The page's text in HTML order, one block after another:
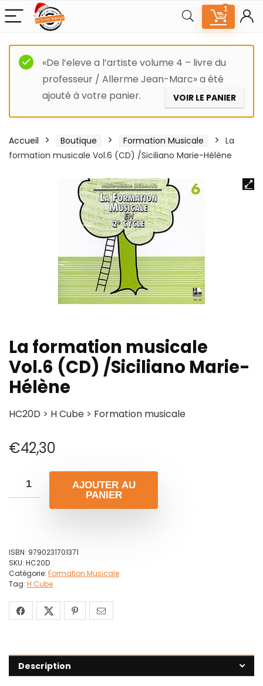
1
«De l’eleve a l’artiste volume 4 – livre du
professeur / Allerme Jean-Marc» a été
ajouté à votre panier.
VOIR LE PANIER
Accueil Boutique Formation Musicale
La
formation musicale Vol.6 (CD) /Siciliano Marie-Hélène
La formation musicale
Vol.6 (CD) /Siciliano Marie-
Hélène
HC20D > H Cube > Formation musicale
€42,30
AJOUTER AU
PANIER
ISBN: 9790231701371
SKU: HC20D
Catégorie: Formation Musicale
Tag: H Cube
Description